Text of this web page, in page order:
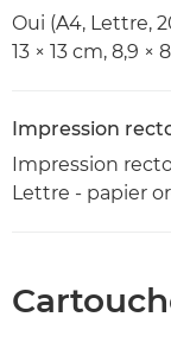
Oui (A4, Lettre,
13 × 13 cm, 8,9 ×
Impression
Impression
Lettre - papier